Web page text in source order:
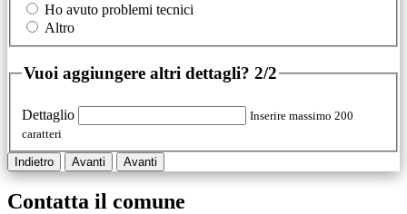
Ho avuto problemi tecnici
Altro
Vuoi aggiungere altri dettagli? 2/2
Dettaglio
Inserire massimo 200
caratteri
Indietro Avanti Avanti
Contatta il comune